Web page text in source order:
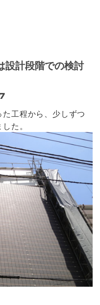
設計段階での検討
工程から、少しずつ
た。